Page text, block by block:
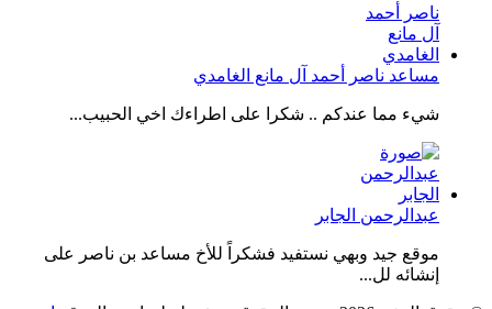
مساعد ناصر أحمد آل مانع الغامدي
شيء مما عندكم .. شكرا على اطراءك اخي الحبيب...
عبدالرحمن الجابر
موقع جيد وبهي نستفيد فشكراً للأخ مساعد بن ناصر على
إنشائه لل...